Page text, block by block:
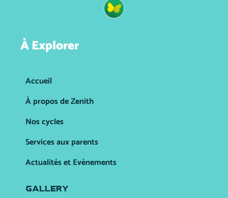
À Explorer
Accueil
À propos de Zenith
Nos cycles
Services aux parents
Actualités et Evènements
GALLERY